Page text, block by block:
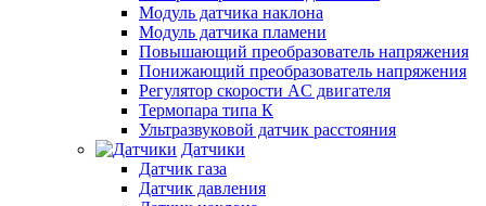
Модуль датчика наклона
Модуль датчика пламени
Повышающий преобразователь напряжения
Понижающий преобразователь напряжения
Регулятор скорости AC двигателя
Термопара типа К
Ультразвуковой датчик расстояния
Датчики
Датчик газа
Датчик давления